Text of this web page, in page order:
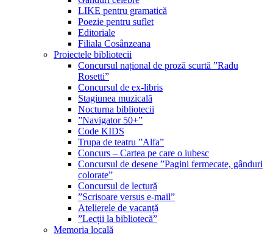
LIKE pentru gramatică
Poezie pentru suflet
Editoriale
Filiala Cosânzeana
Proiectele bibliotecii
Concursul național de proză scurtă ”Radu
Rosetti”
Concursul de ex-libris
Stagiunea muzicală
Nocturna bibliotecii
”Navigator 50+”
Code KIDS
Trupa de teatru ”Alfa”
Concurs – Cartea pe care o iubesc
Concursul de desene ”Pagini fermecate, gânduri
colorate”
Concursul de lectură
”Scrisoare versus e-mail”
Atelierele de vacanță
”Lecții la bibliotecă”
Memoria locală